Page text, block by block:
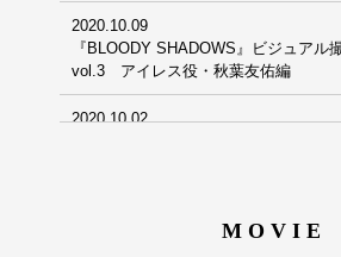
2020.10.09
『BLOODY SHADOWS』ビジュアル
vol.3 アイレス役・秋葉友佑編
2020.10.02
『BLOODY SHADOWS』ビジュアル
MOVIE